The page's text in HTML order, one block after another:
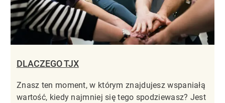
DLACZEGO TJX
Znasz ten moment, w którym znajdujesz wspaniałą
wartość, kiedy najmniej się tego spodziewasz? Jest